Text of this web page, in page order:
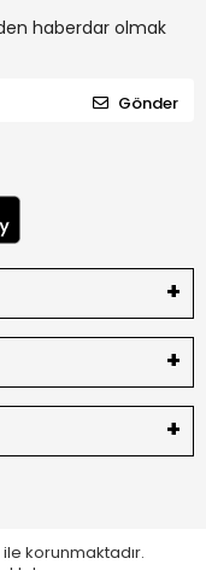
haberdar olmak
Gönder
ile korunmaktadır.